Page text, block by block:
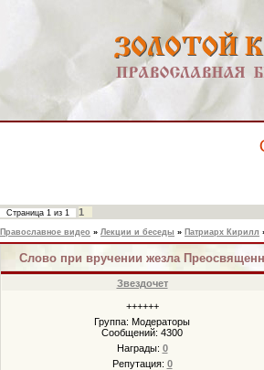
Страница 1 из 1 1
Православное видео » Лекции и беседы » Патриарх Кирилл
Слово при вручении жезла
Звездочет
++++++
Группа: Модераторы
Сообщений: 4300
Награды: 0
Репутация: 0